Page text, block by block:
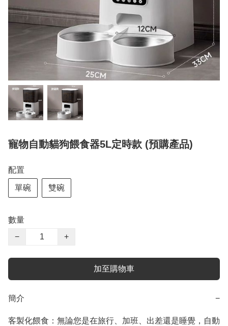
寵物自動貓狗餵食器5L定時款 (預購產品)
配置
單碗 雙碗
數量
−
+
加至購物車
簡介 −
客製化餵食：無論您是在旅行、加班、出差還是睡覺，自動